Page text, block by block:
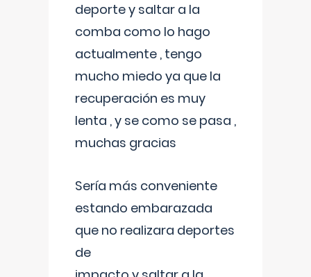
deporte y saltar a la
comba como lo hago
actualmente , tengo
mucho miedo ya que la
recuperación es muy
lenta , y se como se pasa ,
muchas gracias
Sería más conveniente
estando embarazada
que no realizara deportes
de